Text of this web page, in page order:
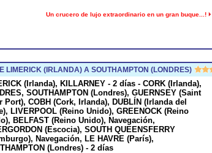
Un crucero de lujo extraordinario en un gran buque...!
LIMERICK (IRLANDA) A SOUTHAMPTON (LONDRES)
(Irlanda), KILLARNEY - 2 días - CORK (Irlanda),
SOUTHAMPTON (Londres), GUERNSEY (Saint
Port), COBH (Cork, Irlanda), DUBLÍN (Irlanda del
LIVERPOOL (Reino Unido), GREENOCK (Reino
BELFAST (Reino Unido), Navegación,
(Escocia), SOUTH QUEENSFERRY
Navegación, LE HAVRE (París),
(Londres) - 2 días